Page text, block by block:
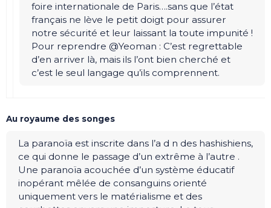
foire internationale de Paris….sans que l’état
français ne lève le petit doigt pour assurer
notre sécurité et leur laissant la toute impunité !
Pour reprendre @Yeoman : C’est regrettable
d’en arriver là, mais ils l’ont bien cherché et
c’est le seul langage qu’ils comprennent.
Au royaume des songes
La paranoïa est inscrite dans l’a d n des hashishiens,
ce qui donne le passage d’un extrême à l’autre .
Une paranoïa acouchée d’un système éducatif
inopérant mêlée de consanguins orienté
uniquement vers le matérialisme et des